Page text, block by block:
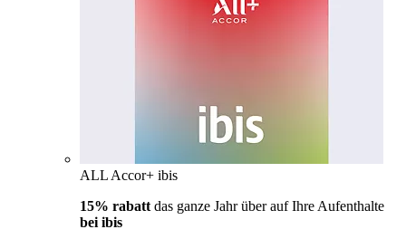
ALL Accor+ ibis
15% rabatt das ganze Jahr über auf Ihre Aufenthalte
bei ibis